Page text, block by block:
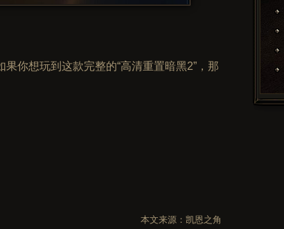
你想玩到这款完整的“高清重置暗黑2”，那
本文来源： 凯恩之角